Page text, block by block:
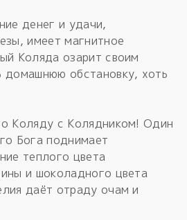
денег и удачи,
имеет магнитное
Коляда озарит своим
домашнюю обстановку, хоть
Коляду с Колядником! Один
Бога поднимает
теплого цвета
и шоколадного цвета
даёт отраду очам и